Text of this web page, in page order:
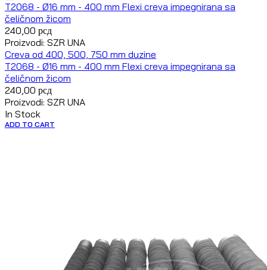
T2068 - Ø16 mm - 400 mm Flexi creva impegnirana sa
čeličnom žicom
240,00 рсд
Proizvodi: SZR UNA
Creva od 400, 500, 750 mm duzine
T2068 - Ø16 mm - 400 mm Flexi creva impegnirana sa
čeličnom žicom
240,00 рсд
Proizvodi: SZR UNA
In Stock
ADD TO CART